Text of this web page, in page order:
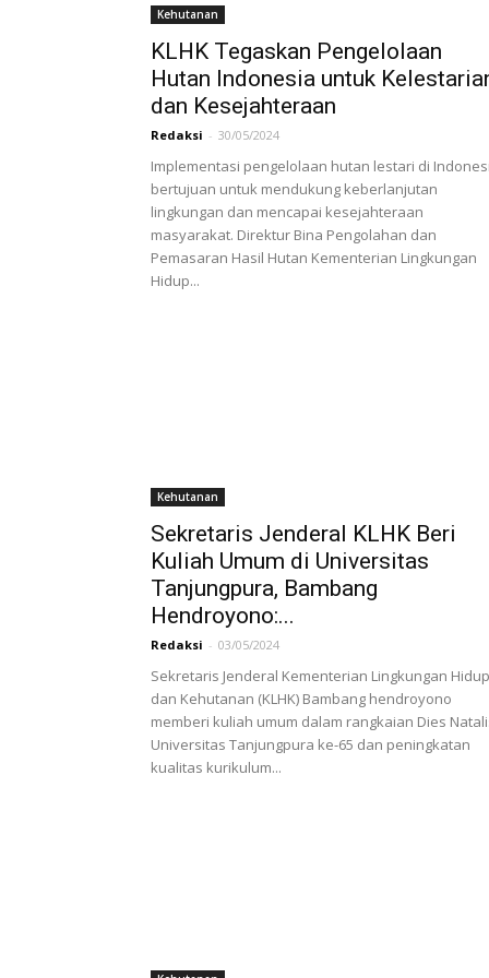
Kehutanan
KLHK Tegaskan Pengelolaan
Hutan Indonesia untuk
dan Kesejahteraan
Redaksi - 30/05/2024
Implementasi pengelolaan hutan lestari di
bertujuan untuk mendukung keberlanjutan
lingkungan dan mencapai kesejahteraan
masyarakat. Direktur Bina Pengolahan dan
Pemasaran Hasil Hutan Kementerian Lingkungan
Hidup...
Kehutanan
Sekretaris Jenderal KLHK Beri
Kuliah Umum di Universitas
Tanjungpura, Bambang
Hendroyono:...
Redaksi - 03/05/2024
Sekretaris Jenderal Kementerian Lingkungan Hidup
dan Kehutanan (KLHK) Bambang hendroyono
memberi kuliah umum dalam rangkaian Dies
Universitas Tanjungpura ke-65 dan peningkatan
kualitas kurikulum...